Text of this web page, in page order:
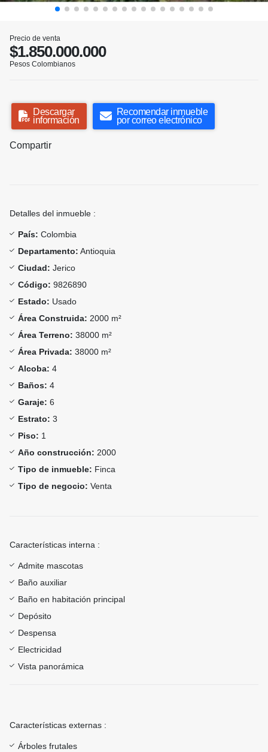
Precio de venta
$1.850.000.000
Pesos Colombianos
Descargar
información
Recomendar inmueble
por correo electrónico
Compartir
Detalles del inmueble :
País: Colombia
Departamento: Antioquia
Ciudad: Jerico
Código: 9826890
Estado: Usado
Área Construida: 2000 m²
Área Terreno: 38000 m²
Área Privada: 38000 m²
Alcoba: 4
Baños: 4
Garaje: 6
Estrato: 3
Piso: 1
Año construcción: 2000
Tipo de inmueble: Finca
Tipo de negocio: Venta
Características interna :
Admite mascotas
Baño auxiliar
Baño en habitación principal
Depósito
Despensa
Electricidad
Vista panorámica
Características externas :
Árboles frutales